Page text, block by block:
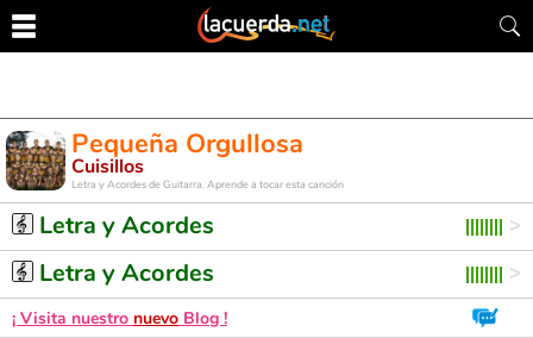
Pequeña Orgullosa
Cuisillos
Letra y Acordes de Guitarra. Aprende a tocar esta canción
Letra y Acordes
Letra y Acordes
¡ Visita nuestro nuevo Blog !